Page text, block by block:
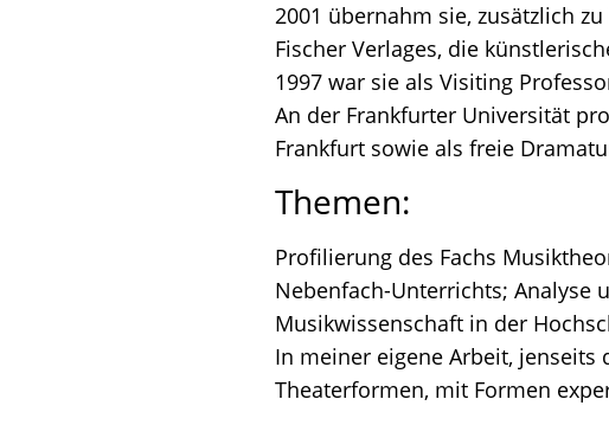
2001 übernahm sie, zusätzlich
Fischer Verlages, die
1997 war sie als Visiting
An der Frankfurter Universität
Frankfurt sowie als freie
Themen:
Profilierung des Fachs
Nebenfach-Unterrichts; Analyse
Musikwissenschaft in der
In meiner eigene Arbeit,
Theaterformen, mit Formen